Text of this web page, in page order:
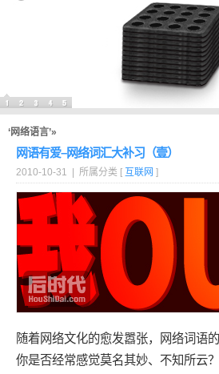
‘网络语言’»
网语有爱–网络词汇大补习（壹）
2010-10-31 | 所属分类 [ 互联网 ]
随着网络文化的愈发嚣张，网络词语
你是否经常感觉莫名其妙、不知所云